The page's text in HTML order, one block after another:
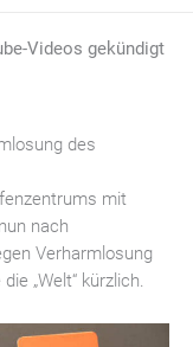
Videos gekündigt
des
mit
nach
Verharmlosung
„Welt“ kürzlich.